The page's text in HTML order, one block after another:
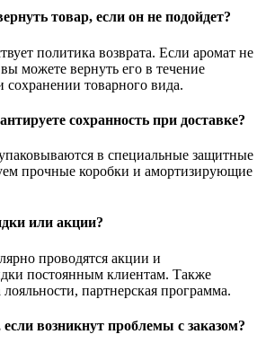
товар, если он не подойдет?
политика возврата. Если аромат не
можете вернуть его в течение
сохранении товарного вида.
сохранность при доставке?
в специальные защитные
прочные коробки и амортизирующие
или акции?
проводятся акции и
постоянным клиентам. Также
партнерская программа.
возникнут проблемы с заказом?